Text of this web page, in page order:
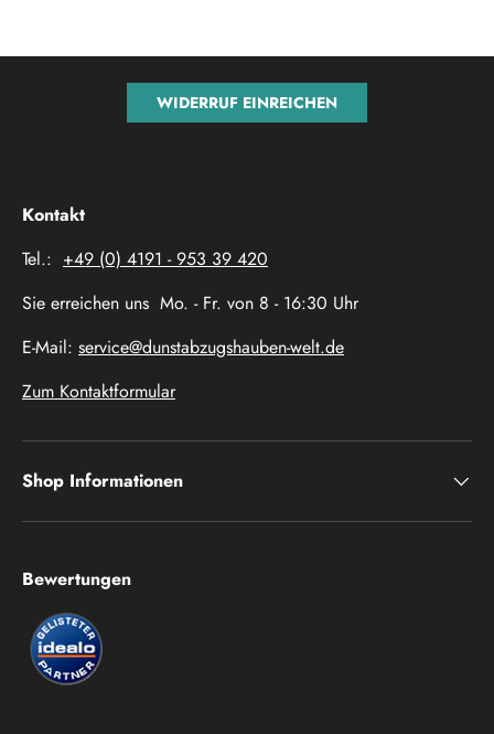
WIDERRUF EINREICHEN
Kontakt
Tel.: +49 (0) 4191 - 953 39 420
Sie erreichen uns Mo. - Fr. von 8 - 16:30 Uhr
E-Mail: service@dunstabzugshauben-welt.de
Zum Kontaktformular
Shop Informationen
Bewertungen